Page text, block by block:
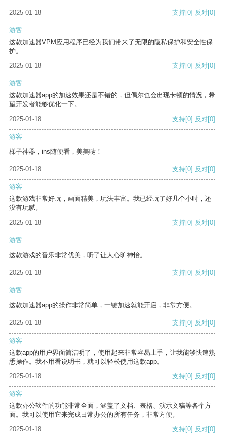
2025-01-18 支持[0] 反对[0]
游客
这款加速器VPM应用程序已经为我们带来了无限的隐私保护和安全性保
护。
2025-01-18
支持[0] 反对[0]
游客
这款加速器app的加速效果还是不错的，但偶尔也会出现卡顿的情况，希
望开发者能够优化一下。
2025-01-18
支持[0] 反对[0]
游客
梯子神器，ins随便看，美美哒！
2025-01-18 支持[0] 反对[0]
游客
这款游戏非常好玩，画面精美，玩法丰富。我已经玩了好几个小时，还
没有玩腻。
2025-01-18
支持[0] 反对[0]
游客
这款游戏的音乐非常优美，听了让人心旷神怡。
2025-01-18 支持[0] 反对[0]
游客
这款加速器app的操作非常简单，一键加速就能开启，非常方便。
2025-01-18 支持[0] 反对[0]
游客
这款app的用户界面简洁明了，使用起来非常容易上手，让我能够快速熟
悉操作。我不用看说明书，就可以轻松使用这款app。
2025-01-18
支持[0] 反对[0]
游客
这款办公软件的功能非常全面，涵盖了文档、表格、演示文稿等各个方
面。我可以使用它来完成日常办公的所有任务，非常方便。
2025-01-18
支持[0] 反对[0]